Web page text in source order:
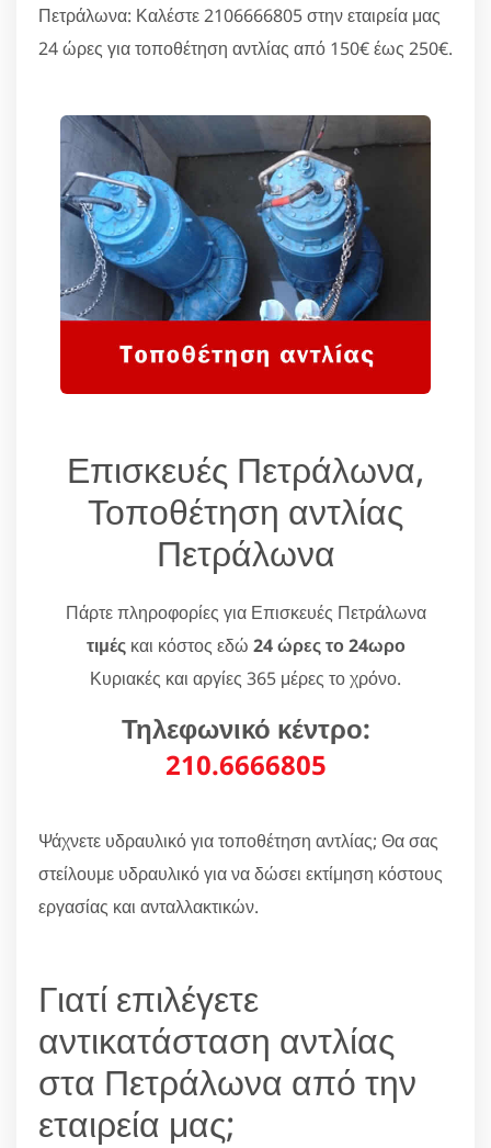
Πετράλωνα: Καλέστε 2106666805 στην εταιρεία μας
24 ώρες για τοποθέτηση αντλίας από 150€ έως 250€.
Επισκευές Πετράλωνα,
Τοποθέτηση αντλίας
Πετράλωνα
Πάρτε πληροφορίες για Επισκευές Πετράλωνα
τιμέςκαι κόστος εδώ 24 ώρες το 24ωρο
Κυριακές και αργίες 365 μέρες το χρόνο.
Τηλεφωνικό κέντρο:
210.6666805
Ψάχνετε υδραυλικό για τοποθέτηση αντλίας; Θα σας
στείλουμε υδραυλικό για να δώσει εκτίμηση κόστους
εργασίας και ανταλλακτικών.
Γιατί επιλέγετε
αντικατάσταση αντλίας
στα Πετράλωνα από την
εταιρεία μας;